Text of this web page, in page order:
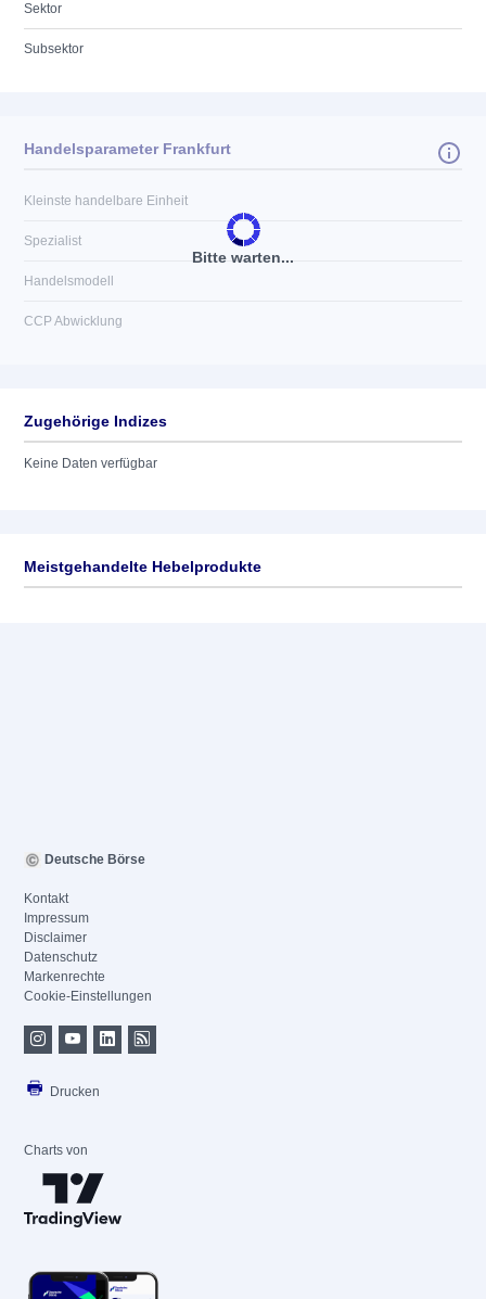
Sektor
Subsektor
Bitte warten...
Handelsparameter Frankfurt
Kleinste handelbare Einheit
Spezialist
Handelsmodell
CCP Abwicklung
Zugehörige Indizes
Keine Daten verfügbar
Meistgehandelte Hebelprodukte
Deutsche Börse
Kontakt
Impressum
Disclaimer
Datenschutz
Markenrechte
Cookie-Einstellungen
Drucken
Charts von